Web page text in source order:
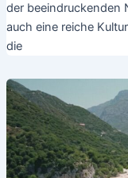
der beeindruckenden
auch eine reiche
die